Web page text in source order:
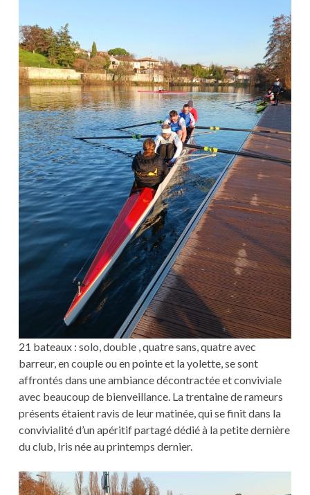
21 bateaux : solo, double , quatre sans, quatre avec
barreur, en couple ou en pointe et la yolette, se sont
affrontés dans une ambiance décontractée et conviviale
avec beaucoup de bienveillance. La trentaine de rameurs
présents étaient ravis de leur matinée, qui se finit dans la
convivialité d’un apéritif partagé dédié à la petite dernière
du club, Iris née au printemps dernier.